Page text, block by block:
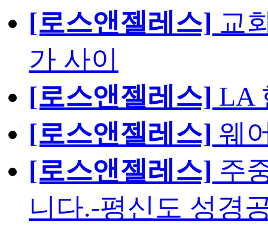
[로스앤젤레스] 교
가 사이
[로스앤젤레스] LA
[로스앤젤레스] 웨
[로스앤젤레스] 주
니다.-평신도 성경